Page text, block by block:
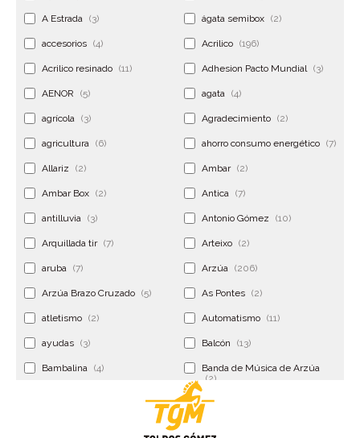
A Estrada (3) ágata semibox (2)
accesorios (4) Acrilico (196)
Acrilico resinado (11) Adhesion Pacto Mundial (3)
AENOR (5) agata (4)
agrícola (3) Agradecimiento (2)
agricultura (6) ahorro consumo energético (7)
Allariz (2) Ambar (2)
Ambar Box (2) Antica (7)
antilluvia (3) Antonio Gómez (10)
Arquillada tir (7) Arteixo (2)
aruba (7) Arzúa (206)
Arzúa Brazo Cruzado (5) As Pontes (2)
atletismo (2) Automatismo (11)
ayudas (3) Balcón (13)
Bambalina (4)
Banda de Música de Arzúa
(2)
Banderolas